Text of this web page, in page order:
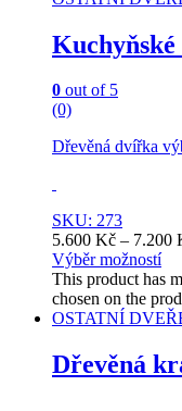
0 out of 5
(0)
Dřevěná dvířka
SKU: 273
5.600 Kč – 7.200
Výběr možností
This product has
chosen on the
OSTATNÍ
Dřevěná